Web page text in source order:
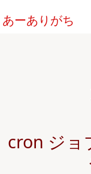
あーありがち
cron ジョ